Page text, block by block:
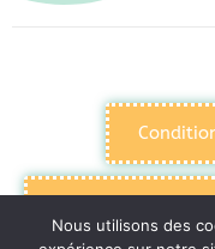
Nous utilisons des